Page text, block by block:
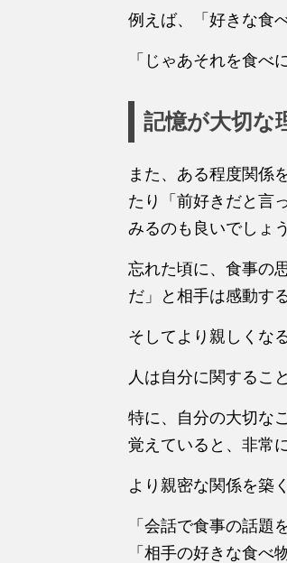
例えば、「好きな食
「じゃあそれを食べ
記憶が大切な
また、ある程度関係
たり「前好きだと言
みるのも良いでしょう
忘れた頃に、食事の
だ」と相手は感動す
そしてより親しくな
人は自分に関するこ
特に、自分の大切な
覚えていると、非常
より親密な関係を築
「会話で食事の話題
「相手の好きな食べ